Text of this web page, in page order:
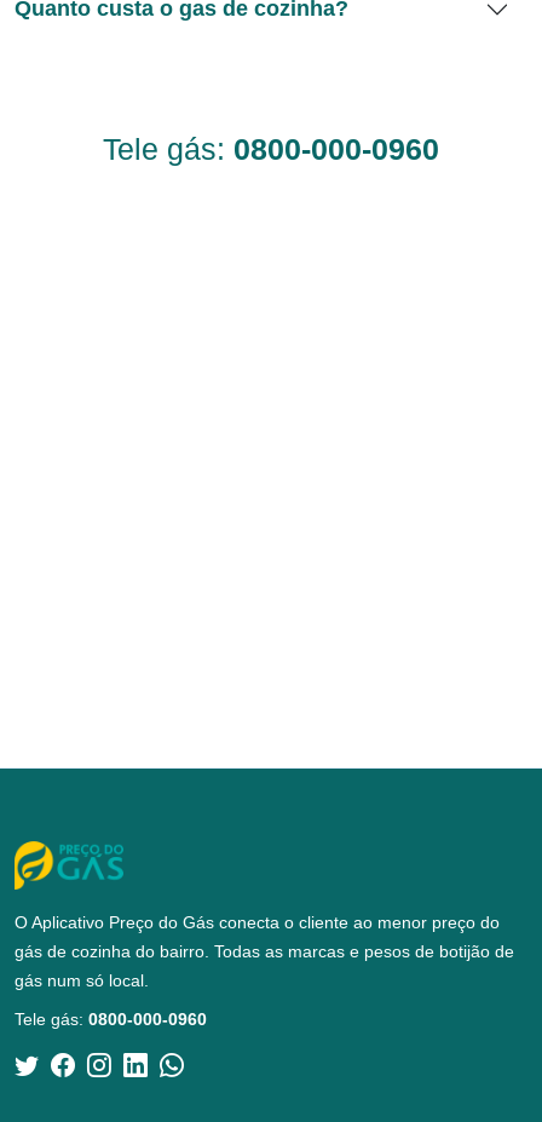
Quanto custa o gas de cozinha?
Tele gás: 0800-000-0960
O Aplicativo Preço do Gás conecta o cliente ao menor preço do
gás de cozinha do bairro. Todas as marcas e pesos de botijão de
gás num só local.
Tele gás: 0800-000-0960